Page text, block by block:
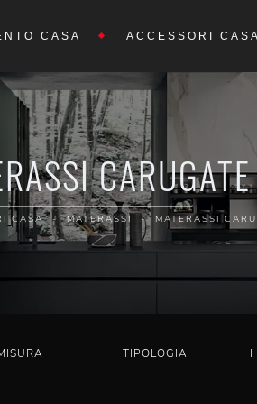
CASA ACCESSORI CASA
CARUGATE
CASA - MATERASSI - MATERASSI
TIPOLOGIA I